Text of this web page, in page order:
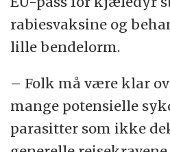
rabiesvaksine og
lille bendelorm.
– Folk må være klar
mange potensielle
parasitter som ikke